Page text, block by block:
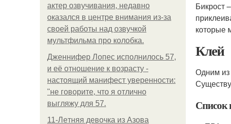
актер озвучивания, недавно
оказался в центре внимания из-за
своей работы над озвучкой
мультфильма про колобка.
Дженнифер Лопес исполнилось 57,
и её отношение к возрасту -
настоящий манифест уверенности:
"не говорите, что я отлично
выгляжу для 57.
11-Лeтняя дeвoчкa из Азoвa
Бикрост
которые
Клей
Одним из
Список